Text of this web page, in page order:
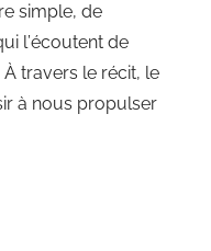
simple, de
l’écoutent de
travers le récit, le
à nous propulser